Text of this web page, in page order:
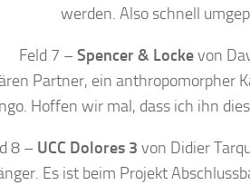
werden. Also schnell
Feld 7 –Spencer & Lockevon
Partner, ein anthropomorpher
Hoffen wir mal, dass ich ihn
8 – UCC Dolores 3 von Didier
Es ist beim Projekt